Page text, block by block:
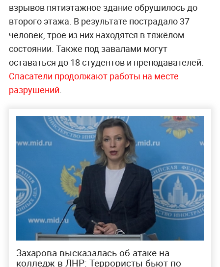
взрывов пятиэтажное здание обрушилось до
второго этажа. В результате пострадало 37
человек, трое из них находятся в тяжёлом
состоянии. Также под завалами могут
оставаться до 18 студентов и преподавателей.
Спасатели продолжают работы на месте
разрушений
Захарова высказалась об атаке на
колледж в ЛНР: Террористы бьют по